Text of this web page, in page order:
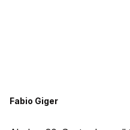
Fabio Giger